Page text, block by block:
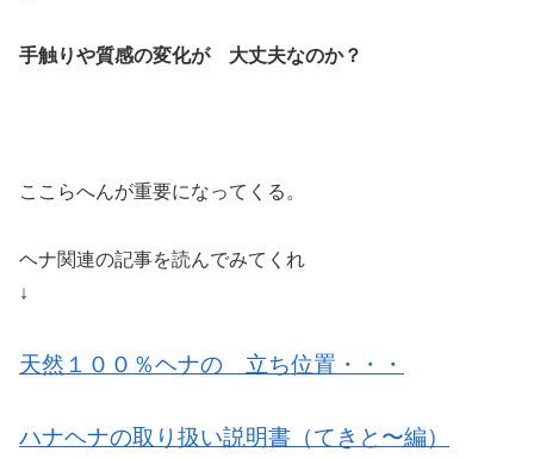
手触りや質感の変化が 大丈夫なのか？
ここらへんが重要になってくる。
ヘナ関連の記事を読んでみてくれ
↓
天然１００％ヘナの 立ち位置・・・
ハナヘナの取り扱い説明書（てきと〜編）